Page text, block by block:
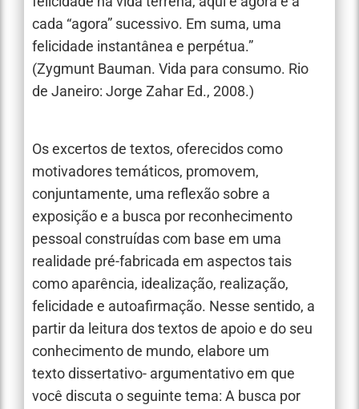
cada “agora” sucessivo. Em suma, uma
felicidade instantânea e perpétua.”
(Zygmunt Bauman. Vida para consumo. Rio
de Janeiro: Jorge Zahar Ed., 2008.)
Os excertos de textos, oferecidos como
motivadores temáticos, promovem,
conjuntamente, uma reflexão sobre a
exposição e a busca por reconhecimento
pessoal construídas com base em uma
realidade pré-fabricada em aspectos tais
como aparência, idealização, realização,
felicidade e autoafirmação. Nesse sentido, a
partir da leitura dos textos de apoio e do seu
conhecimento de mundo, elabore um
texto dissertativo- argumentativo em que
você discuta o seguinte tema: A busca por